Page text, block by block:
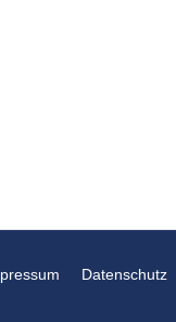
Datenschutz